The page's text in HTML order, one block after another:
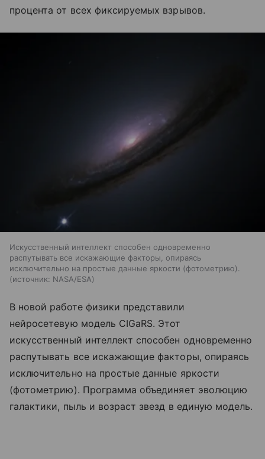
процента от всех фиксируемых взрывов.
Искусственный интеллект способен одновременно
распутывать все искажающие факторы, опираясь
исключительно на простые данные яркости (фотометрию).
источник: NASA/ESA
В новой работе физики представили
нейросетевую модель CIGaRS. Этот
искусственный интеллект способен одновременно
распутывать все искажающие факторы, опираясь
исключительно на простые данные яркости
(фотометрию). Программа объединяет эволюцию
галактики, пыль и возраст звезд в единую модель.